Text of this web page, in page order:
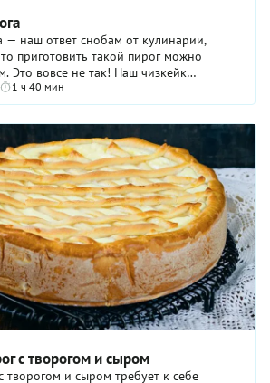
— наш ответ снобам от кулинарии,
приготовить такой пирог можно
Это вовсе не так! Наш чизкейк
и не менее вкусным, чем ...
1 ч 40 мин
с творогом и сыром
и сыром требует к себе